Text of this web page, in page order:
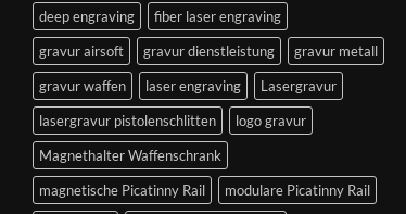
deep engraving
fiber laser engraving
gravur airsoft
gravur dienstleistung
gravur metall
gravur waffen
laser engraving
Lasergravur
lasergravur pistolenschlitten
logo gravur
Magnethalter Waffenschrank
magnetische Picatinny Rail
modulare Picatinny Rail